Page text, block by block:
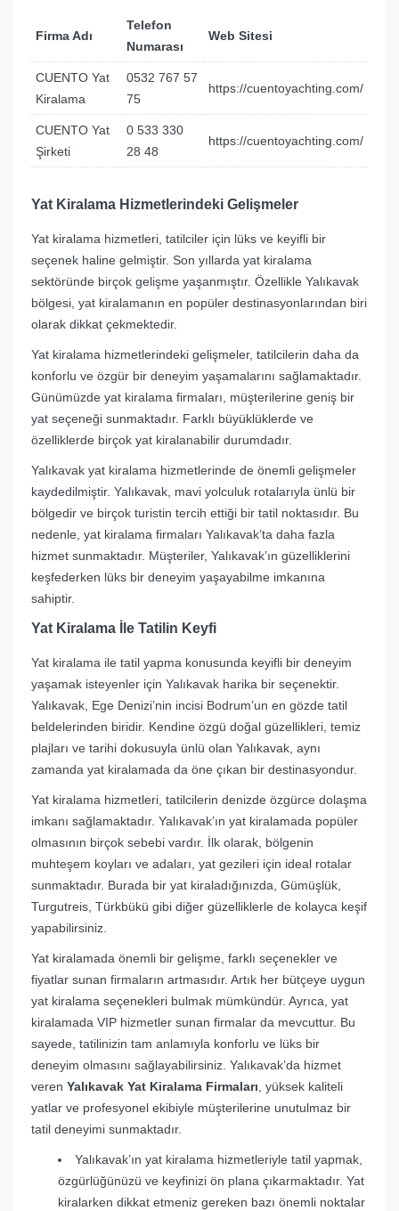
Firma Adı
Telefon
Numarası
Web Sitesi
CUENTO Yat
Kiralama
0532 767 57
75
https://cuentoyachting.com/
CUENTO Yat
Şirketi
0 533 330
28 48
https://cuentoyachting.com/
Yat Kiralama Hizmetlerindeki Gelişmeler
Yat kiralama hizmetleri, tatilciler için lüks ve keyifli bir
seçenek haline gelmiştir. Son yıllarda yat kiralama
sektöründe birçok gelişme yaşanmıştır. Özellikle Yalıkavak
bölgesi, yat kiralamanın en popüler destinasyonlarından biri
olarak dikkat çekmektedir.
Yat kiralama hizmetlerindeki gelişmeler, tatilcilerin daha da
konforlu ve özgür bir deneyim yaşamalarını sağlamaktadır.
Günümüzde yat kiralama firmaları, müşterilerine geniş bir
yat seçeneği sunmaktadır. Farklı büyüklüklerde ve
özelliklerde birçok yat kiralanabilir durumdadır.
Yalıkavak yat kiralama hizmetlerinde de önemli gelişmeler
kaydedilmiştir. Yalıkavak, mavi yolculuk rotalarıyla ünlü bir
bölgedir ve birçok turistin tercih ettiği bir tatil noktasıdır. Bu
nedenle, yat kiralama firmaları Yalıkavak’ta daha fazla
hizmet sunmaktadır. Müşteriler, Yalıkavak’ın güzelliklerini
keşfederken lüks bir deneyim yaşayabilme imkanına
sahiptir.
Yat Kiralama İle Tatilin Keyfi
Yat kiralama ile tatil yapma konusunda keyifli bir deneyim
yaşamak isteyenler için Yalıkavak harika bir seçenektir.
Yalıkavak, Ege Denizi’nin incisi Bodrum’un en gözde tatil
beldelerinden biridir. Kendine özgü doğal güzellikleri, temiz
plajları ve tarihi dokusuyla ünlü olan Yalıkavak, aynı
zamanda yat kiralamada da öne çıkan bir destinasyondur.
Yat kiralama hizmetleri, tatilcilerin denizde özgürce dolaşma
imkanı sağlamaktadır. Yalıkavak’ın yat kiralamada popüler
olmasının birçok sebebi vardır. İlk olarak, bölgenin
muhteşem koyları ve adaları, yat gezileri için ideal rotalar
sunmaktadır. Burada bir yat kiraladığınızda, Gümüşlük,
Turgutreis, Türkbükü gibi diğer güzelliklerle de kolayca keşif
yapabilirsiniz.
Yat kiralamada önemli bir gelişme, farklı seçenekler ve
fiyatlar sunan firmaların artmasıdır. Artık her bütçeye uygun
yat kiralama seçenekleri bulmak mümkündür. Ayrıca, yat
kiralamada VIP hizmetler sunan firmalar da mevcuttur. Bu
sayede, tatilinizin tam anlamıyla konforlu ve lüks bir
deneyim olmasını sağlayabilirsiniz. Yalıkavak’da hizmet
veren Yalıkavak Yat Kiralama Firmaları , yüksek kaliteli
yatlar ve profesyonel ekibiyle müşterilerine unutulmaz bir
tatil deneyimi sunmaktadır.
Yalıkavak’ın yat kiralama hizmetleriyle tatil yapmak,
özgürlüğünüzü ve keyfinizi ön plana çıkarmaktadır. Yat
kiralarken dikkat etmeniz gereken bazı önemli noktalar